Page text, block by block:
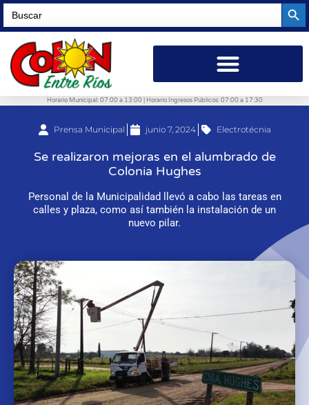
Search
for:
Horario Municipal: 07:00 a 13:00 | Horario Ingresos Públicos: 07:00 a 17:30
Prensa Municipal junio 7, 2024 Electrotécnia
Se realizaron mejoras en el alumbrado de
Colonia Hughes
Personal de la Municipalidad llevó a cabo las tareas en
calles y plaza, como así también la instalación de un
nuevo pilar.